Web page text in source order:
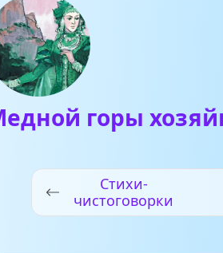
горы
Стихи-
чистоговорки